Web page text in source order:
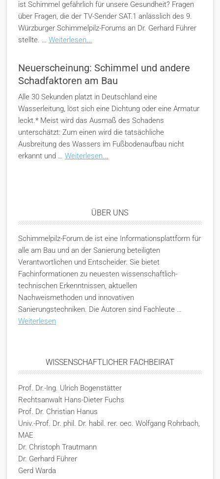
ist Schimmel gefährlich für unsere Gesundheit? Fragen
über Fragen, die der TV-Sender SAT.1 anlässlich des 9.
Würzburger Schimmelpilz-Forums an Dr. Gerhard Führer
stellte. … Weiterlesen...
Neuerscheinung: Schimmel und andere
Schadfaktoren am Bau
Alle 30 Sekunden platzt in Deutschland eine
Wasserleitung, löst sich eine Dichtung oder eine Armatur
leckt.* Meist wird das Ausmaß des Schadens
unterschätzt: Zum einen wird die tatsächliche
Ausbreitung des Wassers im Fußbodenaufbau nicht
erkannt und … Weiterlesen...
ÜBER UNS
Schimmelpilz-Forum.de ist eine Informationsplattform für
alle am Bau und an der Sanierung beteiligten
Verantwortlichen und Entscheider. Sie bietet
Fachinformationen zu neuesten wissenschaftlich-
technischen Erkenntnissen, aktuellen
Nachweismethoden und innovativen
Sanierungstechniken. Die Autoren sind Fachleute …
Weiterlesen
WISSENSCHAFTLICHER FACHBEIRAT
Prof. Dr.-Ing. Ulrich Bogenstätter
Rechtsanwalt Hans-Dieter Fuchs
Prof. Dr. Christian Hanus
Univ.-Prof. Dr. phil. Dr. habil. rer. oec. Wolfgang Rohrbach,
MAE
Dr. Christoph Trautmann
Dr. Gerhard Führer
Gerd Warda